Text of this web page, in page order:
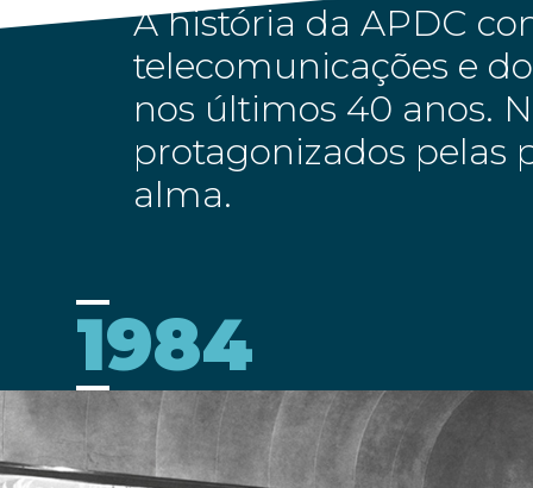
A história da APDC
telecomunicações e
nos últimos 40 anos.
protagonizados pelas
alma.
1984